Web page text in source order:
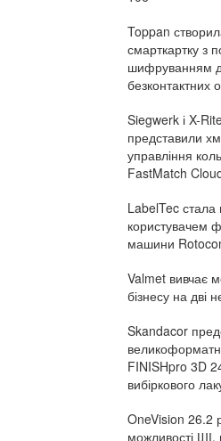
Toppan
смарткартку з
шифруванням
безконтактних
Siegwerk і X-
представили
управління
FastMatch
LabelTec
користувачем
машини
Valmet вивчає
бізнесу на дві
Skandacor
FINISHpro 3D
вибіркового
OneVision 26.2
можливості ШІ,